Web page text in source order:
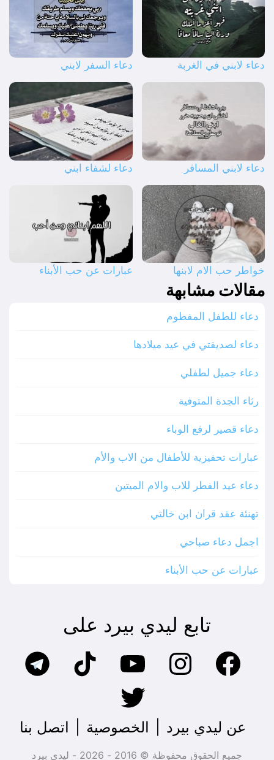
دعاء لابني في الغربة دعاء السفر لابني
دعاء لابني المسافر دعاء لشفاء ابني
خواطر حب الام لابنها عبارات عن حب الأبناء
مقالات مشابهة
دعاء للطفل المفطوم
دعاء لصديقتي في عيد ميلادها
دعاء جميل لطفلي
رثاء الجدة المتوفية
دعاء قصير لرفع الوباء
عبارات تحفيزية للأطفال من الاب والأم
دعاء عيد الفطر للاب والام الميتين
تهنئة عقد قران ابن خالتي
اجمل دعاء صباحي
عبارات عن حب الأبناء
تابع ليدي بيرد على
عن ليدي بيرد الخصوصية اتصل بنا
جميع الحقوق محفوظة © 2016 - 2026 - ليدي بيرد